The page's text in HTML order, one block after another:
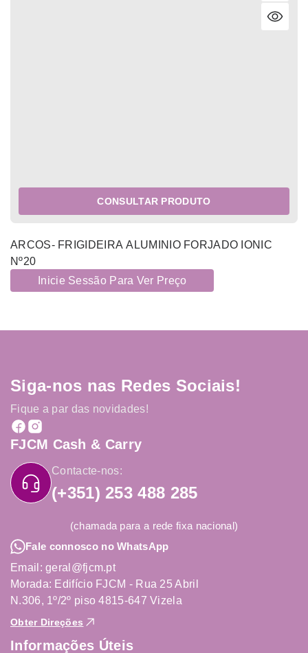
CONSULTAR PRODUTO
ARCOS- FRIGIDEIRA ALUMINIO FORJADO IONIC
Nº20
Inicie Sessão Para Ver Preço
Siga-nos nas Redes Sociais!
Fique a par das novidades!
FJCM Cash & Carry
Contacte-nos:
(+351) 253 488 285
(chamada para a rede fixa nacional)
Fale connosco no WhatsApp
Email: geral@fjcm.pt
Morada: Edifício FJCM - Rua 25 Abril
N.306, 1º/2º piso 4815-647 Vizela
Obter Direções
Informações Úteis